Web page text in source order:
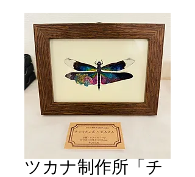
ツカナ制作所「チ